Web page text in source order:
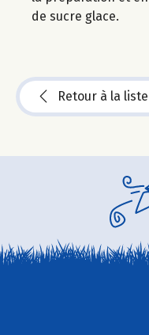
de sucre glace.
Retour à la liste